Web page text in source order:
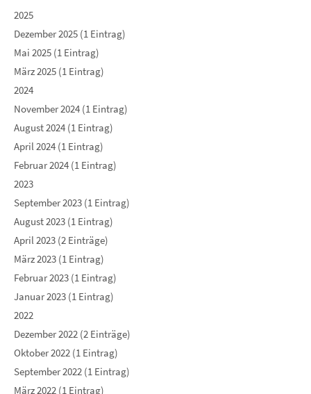
2025
Dezember 2025 (1 Eintrag)
Mai 2025 (1 Eintrag)
März 2025 (1 Eintrag)
2024
November 2024 (1 Eintrag)
August 2024 (1 Eintrag)
April 2024 (1 Eintrag)
Februar 2024 (1 Eintrag)
2023
September 2023 (1 Eintrag)
August 2023 (1 Eintrag)
April 2023 (2 Einträge)
März 2023 (1 Eintrag)
Februar 2023 (1 Eintrag)
Januar 2023 (1 Eintrag)
2022
Dezember 2022 (2 Einträge)
Oktober 2022 (1 Eintrag)
September 2022 (1 Eintrag)
März 2022 (1 Eintrag)